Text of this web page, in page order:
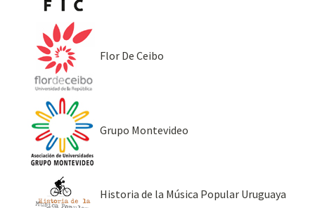
Flor De Ceibo
Grupo Montevideo
Historia de la Música Popular Uruguaya